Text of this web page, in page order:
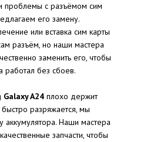
проблемы с разъёмом сим
его замену.
или вставка сим карты
разъём, но наши мастера
заменить его, чтобы
без сбоев.
Galaxy A24 плохо держит
разряжается, мы
аккумулятора. Наши мастера
запчасти, чтобы